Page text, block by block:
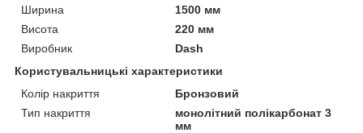
Ширина
1500 мм
Висота
220 мм
Виробник
Dash
Користувальницькі характеристики
Колір накриття
Бронзовий
Тип накриття
монолітний полікарбонат 3
мм